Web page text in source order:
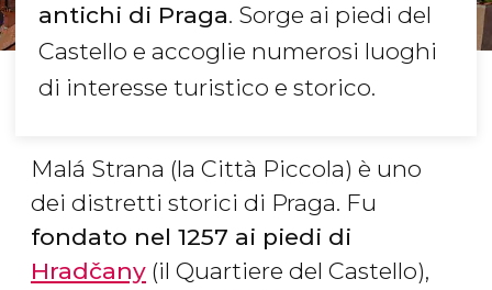
antichi di Praga. Sorge ai piedi del
Castello e accoglie numerosi luoghi
di interesse turistico e storico.
Malá Strana (la Città Piccola) è uno
dei distretti storici di Praga. Fu
fondato nel 1257 ai piedi di
Hradčany (il Quartiere del Castello),